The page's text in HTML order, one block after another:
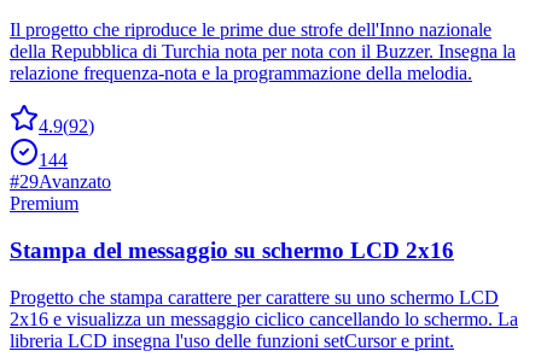
Il progetto che riproduce le prime due strofe dell'Inno nazionale
della Repubblica di Turchia nota per nota con il Buzzer. Insegna la
relazione frequenza-nota e la programmazione della melodia.
4.9(92)
144
#29Avanzato
Premium
Stampa del messaggio su schermo LCD 2x16
Progetto che stampa carattere per carattere su uno schermo LCD
2x16 e visualizza un messaggio ciclico cancellando lo schermo. La
libreria LCD insegna l'uso delle funzioni setCursor e print.